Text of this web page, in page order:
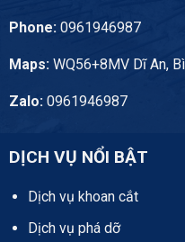
Phone:0961946987
Maps:WQ56+8MV Dĩ An,
Zalo:0961946987
DỊCH VỤ NỔI BẬT
Dịch vụ khoan cắt
Dịch vụ phá dỡ